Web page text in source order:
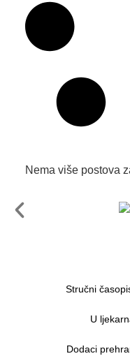
Nema više postova
Stručni
U
Dodaci